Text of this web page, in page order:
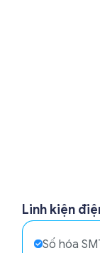
Linh kiện
Số hóa